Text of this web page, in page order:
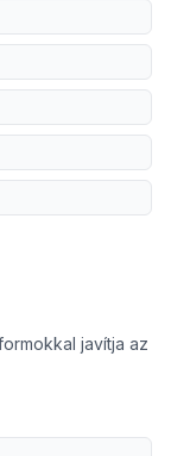
javítja az